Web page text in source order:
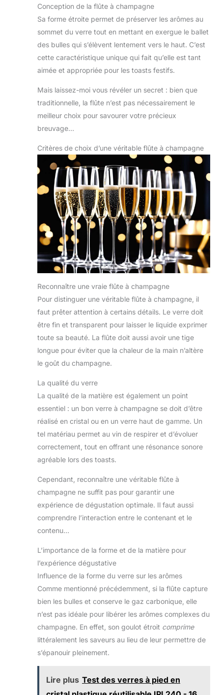
Conception de la flûte à champagne
Sa forme étroite permet de préserver les arômes au
sommet du verre tout en mettant en exergue le ballet
des bulles qui s’élèvent lentement vers le haut. C’est
cette caractéristique unique qui fait qu’elle est tant
aimée et appropriée pour les toasts festifs.
Mais laissez-moi vous révéler un secret : bien que
traditionnelle, la flûte n’est pas nécessairement le
meilleur choix pour savourer votre précieux
breuvage…
Critères de choix d’une véritable flûte à champagne
Reconnaître une vraie flûte à champagne
Pour distinguer une véritable flûte à champagne, il
faut prêter attention à certains détails. Le verre doit
être fin et transparent pour laisser le liquide exprimer
toute sa beauté. La flûte doit aussi avoir une tige
longue pour éviter que la chaleur de la main n’altère
le goût du champagne.
La qualité du verre
La qualité de la matière est également un point
essentiel : un bon verre à champagne se doit d’être
réalisé en cristal ou en un verre haut de gamme. Un
tel matériau permet au vin de respirer et d’évoluer
correctement, tout en offrant une résonance sonore
agréable lors des toasts.
Cependant, reconnaître une véritable flûte à
champagne ne suffit pas pour garantir une
expérience de dégustation optimale. Il faut aussi
comprendre l’interaction entre le contenant et le
contenu…
L’importance de la forme et de la matière pour
l’expérience dégustative
Influence de la forme du verre sur les arômes
Comme mentionné précédemment, si la flûte capture
bien les bulles et conserve le gaz carbonique, elle
n’est pas idéale pour libérer les arômes complexes du
champagne. En effet, son goulot étroit comprime
littéralement les saveurs au lieu de leur permettre de
s’épanouir pleinement.
Lire plus Test des verres à pied en